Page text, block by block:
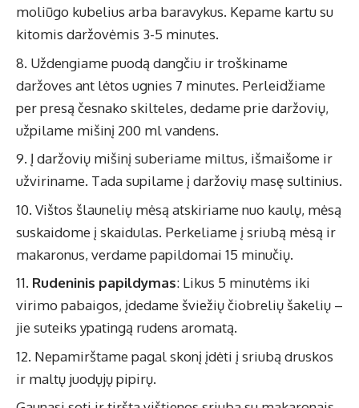
moliūgo kubelius arba baravykus. Kepame kartu su
kitomis daržovėmis 3-5 minutes.
Uždengiame puodą dangčiu ir troškiname
daržoves ant lėtos ugnies 7 minutes. Perleidžiame
per presą česnako skilteles, dedame prie daržovių,
užpilame mišinį 200 ml vandens.
Į daržovių mišinį suberiame miltus, išmaišome ir
užviriname. Tada supilame į daržovių masę sultinius.
Vištos šlaunelių mėsą atskiriame nuo kaulų, mėsą
suskaidome į skaidulas. Perkeliame į sriubą mėsą ir
makaronus, verdame papildomai 15 minučių.
Rudeninis papildymas: Likus 5 minutėms iki
virimo pabaigos, įdedame šviežių čiobrelių šakelių –
jie suteiks ypatingą rudens aromatą.
Nepamirštame pagal skonį įdėti į sriubą druskos
ir maltų juodųjų pipirų.